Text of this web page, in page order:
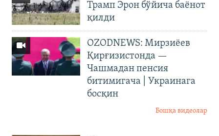
Трамп Эрон бўйича баёнот
қилди
OZODNEWS: Мирзиёев
Қирғизистонда —
Чашмадан пенсия
битимигача | Украинага
босқин
Бошқа видеолар